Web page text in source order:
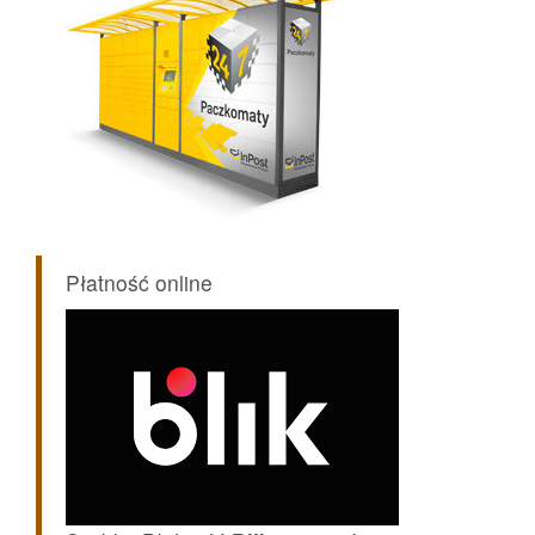
Płatność online